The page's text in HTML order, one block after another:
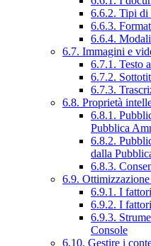
6.6.2. Tipi di
6.6.3.
6.6.4.
6.7. Immagini e
6.7.1. Testo
6.7.2.
6.7.3.
6.8. Proprietà
6.8.1.
Pubblica
6.8.2.
dalla
6.8.3.
6.9.
6.9.1. I fattori
6.9.2. I fattori
6.9.3.
Console
6.10. Gestire i